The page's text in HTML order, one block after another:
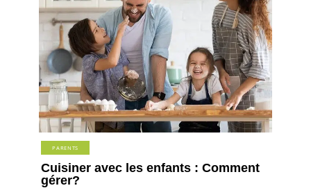
PARENTS
Cuisiner avec les enfants : Comment
gérer?